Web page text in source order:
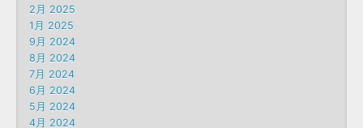
2月 2025
1月 2025
9月 2024
8月 2024
7月 2024
6月 2024
5月 2024
4月 2024